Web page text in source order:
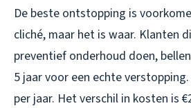
De beste ontstopping is
cliché, maar het is waar. Klanten
preventief onderhoud doen,
5 jaar voor een echte
per jaar. Het verschil in kosten is